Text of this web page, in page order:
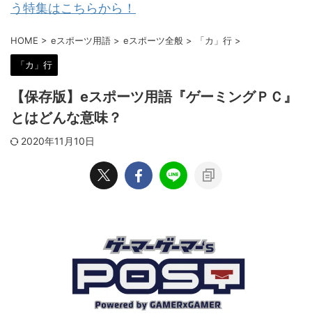
う特集はこちらから！
HOME > eスポーツ用語 > eスポーツ全般 > 「カ」行 >
「カ」行
【保存版】eスポーツ用語『ゲーミングＰＣ』
とはどんな意味？
2020年11月10日